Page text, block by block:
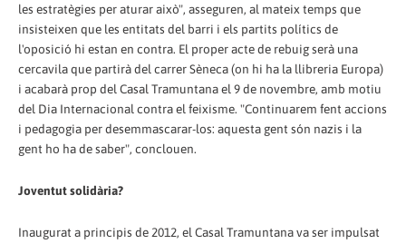
les estratègies per aturar això", asseguren, al mateix temps que
insisteixen que les entitats del barri i els partits polítics de
l'oposició hi estan en contra. El proper acte de rebuig serà una
cercavila que partirà del carrer Sèneca (on hi ha la llibreria Europa)
i acabarà prop del Casal Tramuntana el 9 de novembre, amb motiu
del Dia Internacional contra el feixisme. "Continuarem fent accions
i pedagogia per desemmascarar-los: aquesta gent són nazis i la
gent ho ha de saber", conclouen.
Joventut solidària?
Inaugurat a principis de 2012, el Casal Tramuntana va ser impulsat